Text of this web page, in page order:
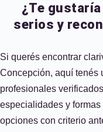
¿Te
serios y
Si querés encontrar
Concepción, aquí tenés
profesionales
especialidades y
opciones con criterio